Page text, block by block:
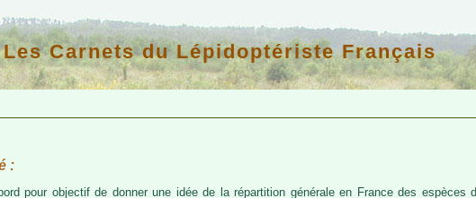
Les Carnets du Lépidoptériste Français
:
pour objectif de donner une idée de la répartition générale en France des espèces